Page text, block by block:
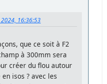
16:36:53
que ce soit à F2
à 300mm sera
créer du flou autour
isos ? avec les